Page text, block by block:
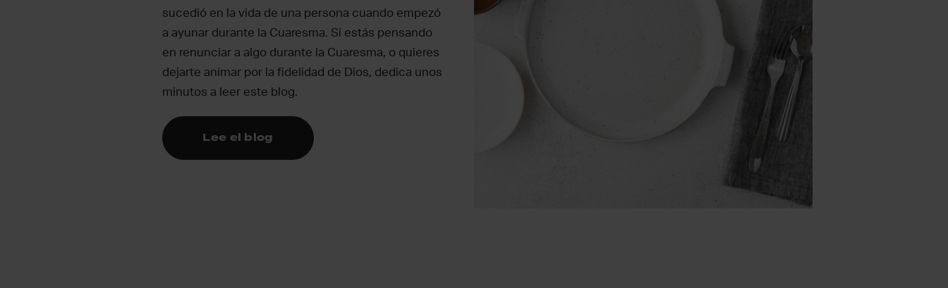
sucedió en la vida de una persona cuando empezó
a ayunar durante la Cuaresma. Si estás pensando
en renunciar a algo durante la Cuaresma, o quieres
dejarte animar por la fidelidad de Dios, dedica unos
minutos a leer este blog.
Lee el blog